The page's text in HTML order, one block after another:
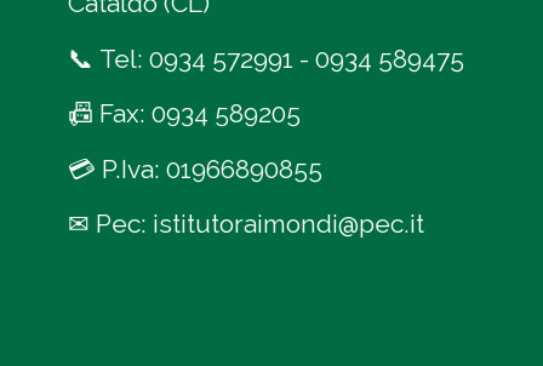
📞 Tel: 0934 572991 - 0934 589475
📠 Fax: 0934 589205
💳 P.Iva: 01966890855
✉ Pec: istitutoraimondi@pec.it